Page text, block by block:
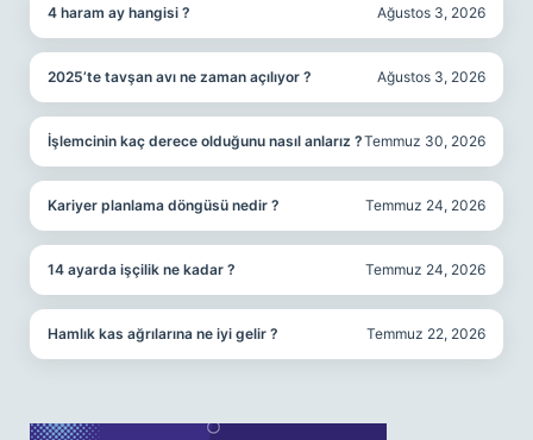
4 haram ay hangisi ? Ağustos 3, 2026
2025’te tavşan avı ne zaman açılıyor ? Ağustos 3, 2026
İşlemcinin kaç derece olduğunu nasıl anlarız ?Temmuz 30, 2026
Kariyer planlama döngüsü nedir ? Temmuz 24, 2026
14 ayarda işçilik ne kadar ? Temmuz 24, 2026
Hamlık kas ağrılarına ne iyi gelir ? Temmuz 22, 2026